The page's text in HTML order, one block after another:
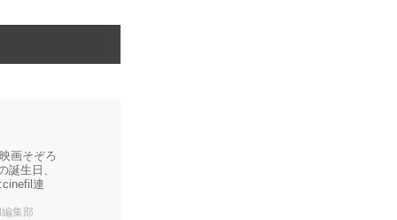
画そぞろ
連
集部